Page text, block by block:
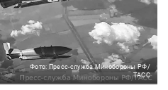
Фото: Пресс-служба Минобороны РФ/
ТАСС